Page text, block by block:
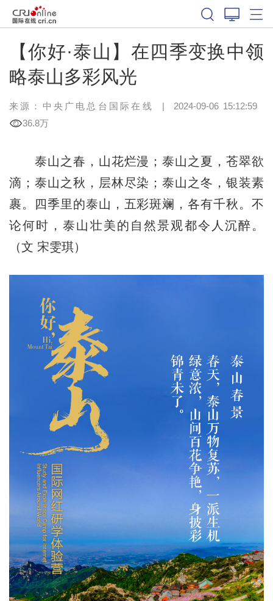
【你好·泰山】在四季变换中领
略泰山多彩风光
来源：中央广电总台国际在线 | 2024-09-06 15:12:59
36.8万
泰山之春，山花烂漫；泰山之夏，苍翠欲
滴；泰山之秋，层林尽染；泰山之冬，银装素
裹。四季里的泰山，五彩斑斓，各有千秋。不
论何时，泰山壮美的自然景观都令人沉醉。
（文 宋雯琪）